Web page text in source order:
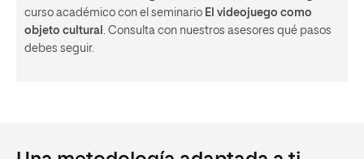
curso académico con el seminario El videojuego como
objeto cultural . Consulta con nuestros asesores qué pasos
debes seguir.